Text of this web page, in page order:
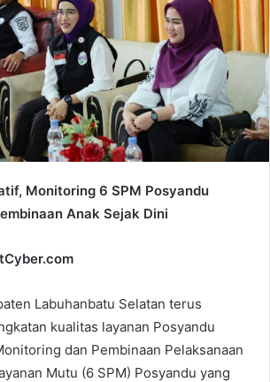
Monitoring 6 SPM Posyandu
Anak Sejak Dini
Labuhanbatu Selatan terus
kualitas layanan Posyandu
dan Pembinaan Pelaksanaan
Mutu (6 SPM) Posyandu yang